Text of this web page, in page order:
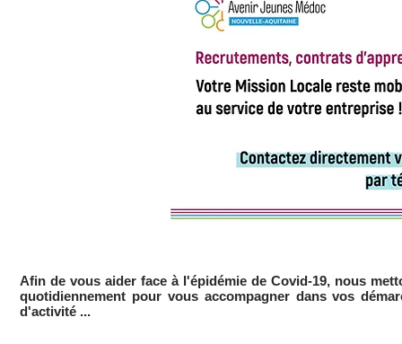
Afin de vous aider face à l'épidémie de Covid-19, nous
quotidiennement pour vous accompagner dans vos
d'activité ...